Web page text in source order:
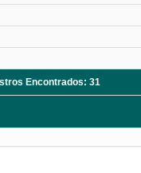
Encontrados: 31